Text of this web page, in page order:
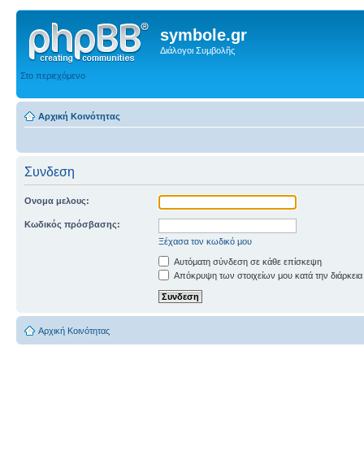
symbole.gr
Διάλογοι Συμβολῆς
Στο περιεχόμενο
Αρχική Κοινότητας
Συνδεση
Ονομα μελους:
Κωδικός πρόσβασης:
Ξέχασα τον κωδικό μου
Αυτόματη σύνδεση σε κάθε επίσκεψη
Απόκρυψη των στοιχείων μου κατά την
Αρχική Κοινότητας